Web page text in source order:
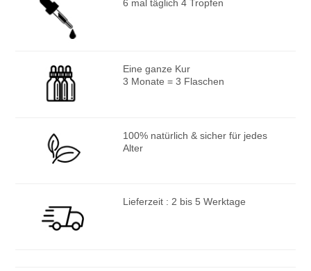
6 mal täglich 4 Tropfen
Eine ganze Kur
3 Monate = 3 Flaschen
100% natürlich & sicher für jedes
Alter
Lieferzeit : 2 bis 5 Werktage